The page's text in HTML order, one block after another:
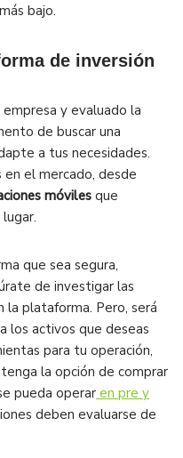
bajo.
de inversión
y evaluado la
de buscar una
a tus necesidades.
en el mercado, desde
móviles que
que sea segura,
de investigar las
la plataforma. Pero, será
los activos que deseas
para tu operación,
la opción de comprar
pueda operar en pre y
deben evaluarse de